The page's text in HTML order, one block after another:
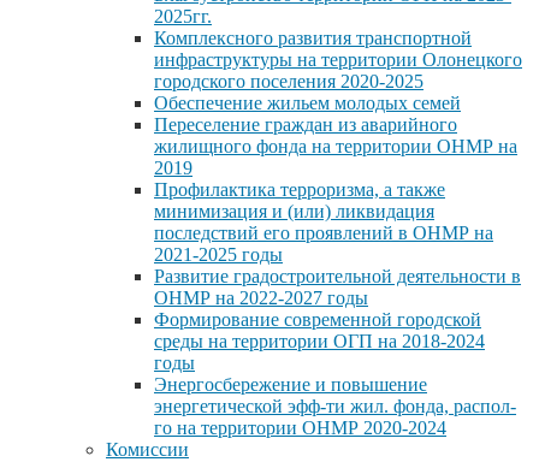
2025гг.
Комплексного развития транспортной
инфраструктуры на территории Олонецкого
городского поселения 2020-2025
Обеспечение жильем молодых семей
Переселение граждан из аварийного
жилищного фонда на территории ОНМР на
2019
Профилактика терроризма, а также
минимизация и (или) ликвидация
последствий его проявлений в ОНМР на
2021-2025 годы
Развитие градостроительной деятельности в
ОНМР на 2022-2027 годы
Формирование современной городской
среды на территории ОГП на 2018-2024
годы
Энергосбережение и повышение
энергетической эфф-ти жил. фонда, распол-
го на территории ОНМР 2020-2024
Комиссии